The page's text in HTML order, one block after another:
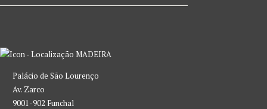
MADEIRA
Palácio de São Lourenço
Av. Zarco
9001-902 Funchal